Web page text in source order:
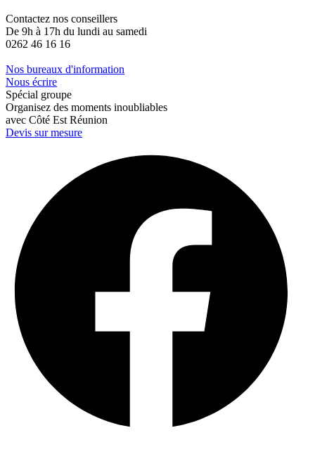
Contactez nos conseillers
De 9h à 17h du lundi au samedi
0262 46 16 16
Nos bureaux d'information
Nous écrire
Spécial groupe
Organisez des moments inoubliables
avec Côté Est Réunion
Devis sur mesure